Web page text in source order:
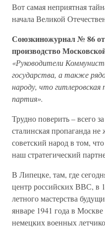
Вот самая неприятная
начала Великой
Союзкиножурнал № 86 от
производство
«Руководители
государства, а также
народу, что гитлеровская
партия».
Трудно поверить – всего
сталинская пропаганда
советский народ в том,
наш стратегический
В Липецке, там, где
центр российских ВВС, в
летного мастерства
январе 1941 года в
немецких военных